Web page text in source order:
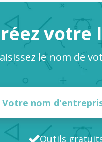
votre
le nom de
Outils